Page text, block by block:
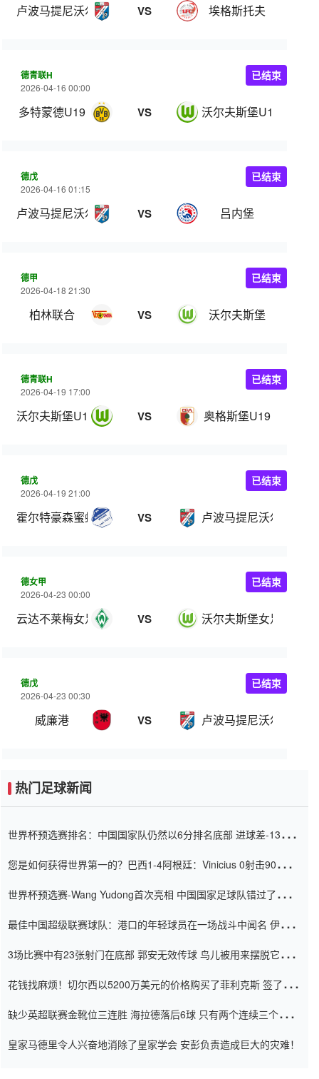
卢波马提尼沃尔夫斯堡 VS 埃格斯托夫
德青联H
2026-04-16 00:00
多特蒙德U19 VS 沃尔夫斯堡U19
已结束
德戊
2026-04-16 01:15
卢波马提尼沃尔夫斯堡 VS 吕内堡
已结束
德甲
2026-04-18 21:30
柏林联合 VS 沃尔夫斯堡
已结束
德青联H
2026-04-19 17:00
沃尔夫斯堡U19 VS 奥格斯堡U19
已结束
德戊
2026-04-19 21:00
霍尔特豪森蜜蜂 VS 卢波马提尼沃尔夫斯堡
已结束
德女甲
2026-04-23 00:00
云达不莱梅女足 VS 沃尔夫斯堡女足
已结束
德戊
2026-04-23 00:30
威廉港 VS 卢波马提尼沃尔夫斯堡
已结束
热门足球新闻
世界杯预选赛排名：中国国家队仍然以6分排名底部 进球差-13令人
您是如何获得世界第一的？巴西1-4阿根廷：Vinicius 0射击90分钟
世界杯预选赛-Wang Yudong首次亮相 中国国家足球队错过了世界
最佳中国超级联赛球队：港口的年轻球员在一场战斗中闻名 伊万放
3场比赛中有23张射门在底部 郭安无效传球 鸟儿被用来摆脱它
花钱找麻烦！切尔西以5200万美元的价格购买了菲利克斯 签了7年
缺少英超联赛金靴位三连胜 海拉德落后6球 只有两个连续三个连续
皇家马德里令人兴奋地消除了皇家学会 安彭负责造成巨大的灾难！